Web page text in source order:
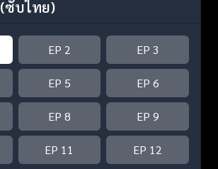
(ซับไทย)
EP 2 EP 3
EP 5 EP 6
EP 8 EP 9
EP 11 EP 12